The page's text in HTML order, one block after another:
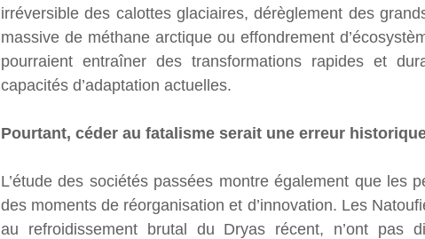
irréversible des calottes glaciaires, dérèglement des
massive de méthane arctique ou effondrement
pourraient entraîner des transformations rapides et
capacités d’adaptation actuelles.
Pourtant, céder au fatalisme serait une erreur
L’étude des sociétés passées montre également que les
des moments de réorganisation et d’innovation. Les
au refroidissement brutal du Dryas récent, n’ont pas